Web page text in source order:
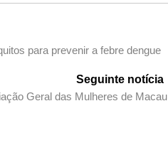
para prevenir a febre dengue
Seguinte notícia
Geral das Mulheres de Macau